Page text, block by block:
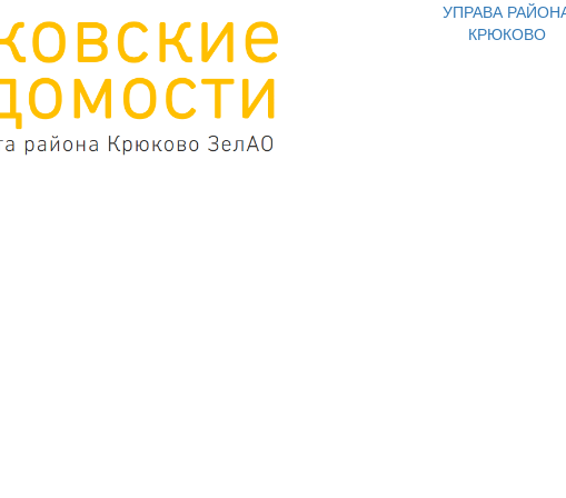
УПРАВА
КРЮКОВО